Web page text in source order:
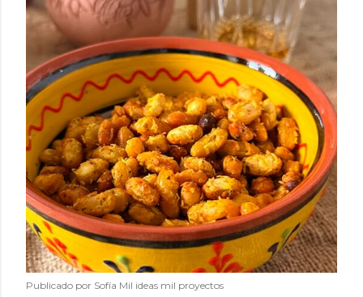
Publicado por Sofía Mil ideas mil proyectos